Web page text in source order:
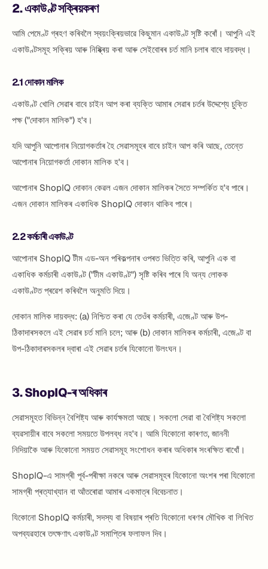
2. একাউণ্ট সক্ৰিয়কৰণ
আমি পেমেণ্ট গ্ৰহণ কৰিবলৈ স্বয়ংক্ৰিয়ভাৱে কিছুমান একাউণ্ট সৃষ্টি কৰোঁ। আপুনি এই
একাউণ্টসমূহ সক্ৰিয় আৰু নিষ্ক্ৰিয় কৰা আৰু সেইবোৰৰ চৰ্ত মানি চলাৰ বাবে দায়বদ্ধ।
2.1 দোকান মালিক
একাউণ্ট খোলি সেৱাৰ বাবে চাইন আপ কৰা ব্যক্তি আমাৰ সেৱাৰ চৰ্তৰ উদ্দেশ্যে চুক্তি
পক্ষ ("দোকান মালিক") হ'ব।
যদি আপুনি আপোনাৰ নিয়োগকৰ্তাৰ হৈ সেৱাসমূহৰ বাবে চাইন আপ কৰি আছে, তেন্তে
আপোনাৰ নিয়োগকৰ্তা দোকান মালিক হ'ব।
আপোনাৰ ShopIQ দোকান কেৱল এজন দোকান মালিকৰ সৈতে সম্পৰ্কিত হ'ব পাৰে।
এজন দোকান মালিকৰ একাধিক ShopIQ দোকান থাকিব পাৰে।
2.2 কৰ্মচাৰী একাউণ্ট
আপোনাৰ ShopIQ টীম এড-অন পৰিকল্পনাৰ ওপৰত ভিত্তি কৰি, আপুনি এক বা
একাধিক কৰ্মচাৰী একাউণ্ট ("টীম একাউণ্ট") সৃষ্টি কৰিব পাৰে যি অন্য লোকক
একাউণ্টত প্ৰৱেশ কৰিবলৈ অনুমতি দিয়ে।
দোকান মালিক দায়বদ্ধ: (a) নিশ্চিত কৰা যে তেওঁৰ কৰ্মচাৰী, এজেণ্ট আৰু উপ-
ঠিকাদাৰসকলে এই সেৱাৰ চৰ্ত মানি চলে; আৰু (b) দোকান মালিকৰ কৰ্মচাৰী, এজেণ্ট বা
উপ-ঠিকাদাৰসকলৰ দ্বাৰা এই সেৱাৰ চৰ্তৰ যিকোনো উলংঘন।
3. ShopIQ-ৰ অধিকাৰ
সেৱাসমূহত বিভিন্ন বৈশিষ্ট্য আৰু কাৰ্যক্ষমতা আছে। সকলো সেৱা বা বৈশিষ্ট্য সকলো
ব্যৱসায়ীৰ বাবে সকলো সময়তে উপলব্ধ নহ'ব। আমি যিকোনো কাৰণত, জাননী
নিদিয়াকৈ আৰু যিকোনো সময়ত সেৱাসমূহ সংশোধন কৰাৰ অধিকাৰ সংৰক্ষিত ৰাখোঁ।
ShopIQ-এ সামগ্ৰী পূৰ্ব-পৰীক্ষা নকৰে আৰু সেৱাসমূহৰ যিকোনো অংশৰ পৰা যিকোনো
সামগ্ৰী প্ৰত্যাখ্যান বা আঁতৰোৱা আমাৰ একমাত্ৰ বিবেচনাত।
যিকোনো ShopIQ কৰ্মচাৰী, সদস্য বা বিষয়াৰ প্ৰতি যিকোনো ধৰণৰ মৌখিক বা লিখিত
অপব্যৱহাৰে তৎক্ষণাৎ একাউণ্ট সমাপ্তিৰ ফলাফল দিব।